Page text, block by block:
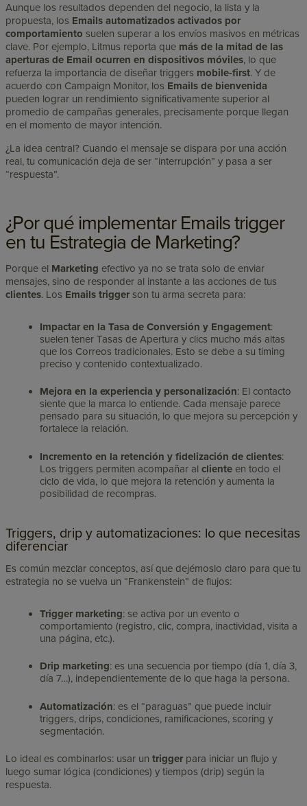
Aunque los resultados dependen del negocio, la lista y la
propuesta, los Emails automatizados activados por
comportamiento suelen superar a los envíos masivos en métricas
clave. Por ejemplo, Litmus reporta que más de la mitad de las
aperturas de Email ocurren en dispositivos móviles, lo que
refuerza la importancia de diseñar triggers mobile-first. Y de
acuerdo con Campaign Monitor, los Emails de bienvenida
pueden lograr un rendimiento significativamente superior al
promedio de campañas generales, precisamente porque llegan
en el momento de mayor intención.
¿La idea central? Cuando el mensaje se dispara por una acción
real, tu comunicación deja de ser “interrupción” y pasa a ser
“respuesta”.
¿Por qué implementar Emails trigger
en tu Estrategia de Marketing?
Porque el Marketing efectivo ya no se trata solo de enviar
mensajes, sino de responder al instante a las acciones de tus
clientes. Los Emails trigger son tu arma secreta para:
Impactar en la Tasa de Conversión y Engagement:
suelen tener Tasas de Apertura y clics mucho más altas
que los Correos tradicionales. Esto se debe a su timing
preciso y contenido contextualizado.
Mejora en la experiencia y personalización: El contacto
siente que la marca lo entiende. Cada mensaje parece
pensado para su situación, lo que mejora su percepción y
fortalece la relación.
Incremento en la retención y fidelización de clientes:
Los triggers permiten acompañar alcliente en todo el
ciclo de vida, lo que mejora la retención y aumenta la
posibilidad de recompras.
Triggers, drip y automatizaciones: lo que necesitas
diferenciar
Es común mezclar conceptos, así que dejémoslo claro para que tu
estrategia no se vuelva un “Frankenstein” de flujos:
Trigger marketing: se activa por un evento o
comportamiento (registro, clic, compra, inactividad, visita a
una página, etc.).
Drip marketing: es una secuencia por tiempo (día 1, día 3,
día 7…), independientemente de lo que haga la persona.
Automatización: es el “paraguas” que puede incluir
triggers, drips, condiciones, ramificaciones, scoring y
segmentación.
Lo ideal es combinarlos: usar untrigger para iniciar un flujo y
luego sumar lógica (condiciones) y tiempos (drip) según la
respuesta.